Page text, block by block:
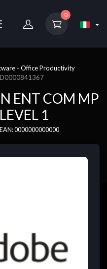
0
- Office Productivity
ENT COM MP
1
0000000000000